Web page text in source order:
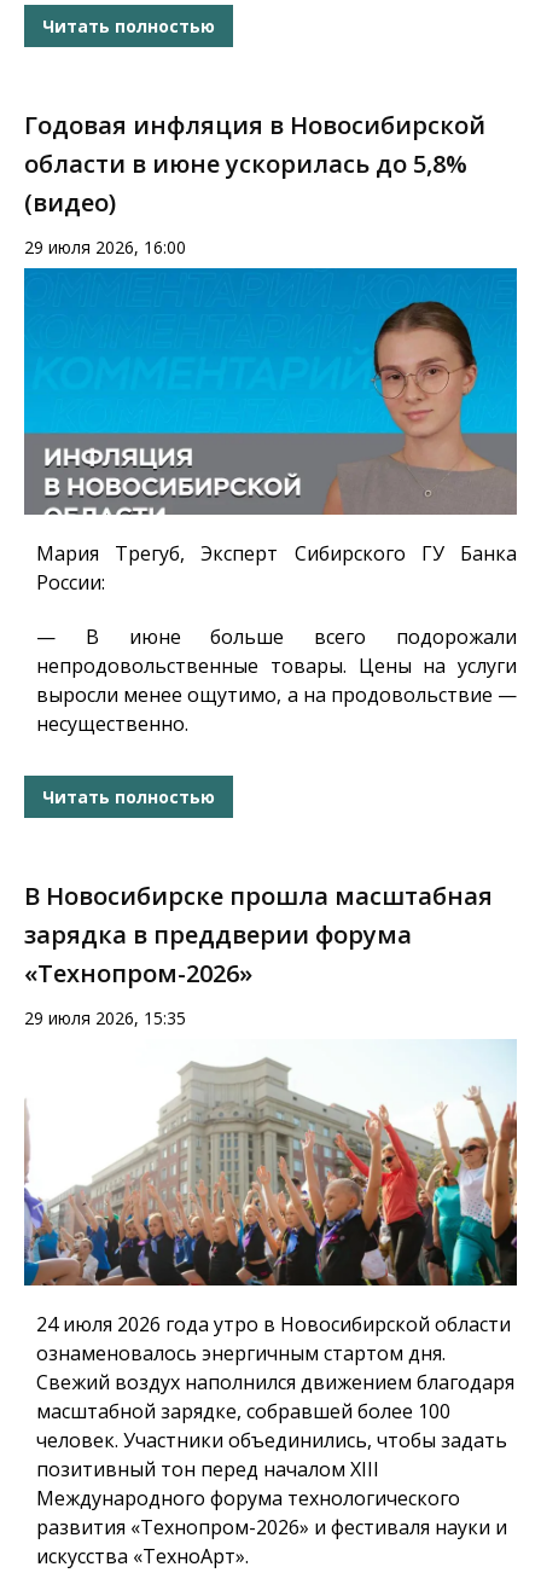
Читать полностью
Годовая инфляция в Новосибирской
области в июне ускорилась до 5,8%
(видео)
29 июля 2026, 16:00
Мария Трегуб, Эксперт Сибирского ГУ Банка
России:
— В июне больше всего подорожали
непродовольственные товары. Цены на услуги
выросли менее ощутимо, а на продовольствие —
несущественно.
Читать полностью
В Новосибирске прошла масштабная
зарядка в преддверии форума
«Технопром-2026»
29 июля 2026, 15:35
24 июля 2026 года утро в Новосибирской области
ознаменовалось энергичным стартом дня.
Свежий воздух наполнился движением благодаря
масштабной зарядке, собравшей более 100
человек. Участники объединились, чтобы задать
позитивный тон перед началом XIII
Международного форума технологического
развития «Технопром-2026» и фестиваля науки и
искусства «ТехноАрт».